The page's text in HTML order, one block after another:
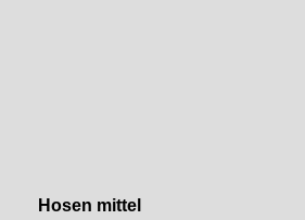
Hosen mittel